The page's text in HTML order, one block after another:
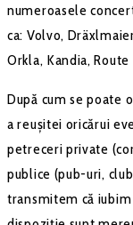
numeroasele
ca: Volvo,
Orkla, Kandia,
După cum se poate
a reușitei oricărui
petreceri private
publice (pub-uri,
transmitem că